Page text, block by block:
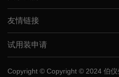
友情链接
试用装申请
Copyright © Copyright © 2024 伯仪